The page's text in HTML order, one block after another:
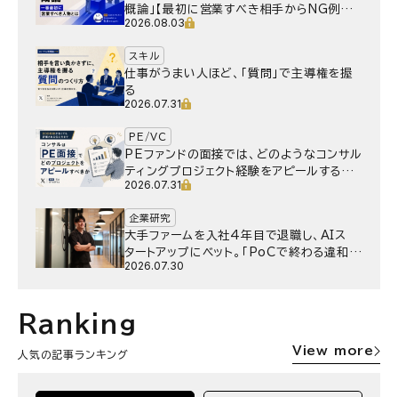
概論」【最初に営業すべき相手からNG例ま
で】
2026.08.03
スキル
仕事がうまい人ほど、「質問」で主導権を握
る
2026.07.31
PE/VC
PEファンドの面接では、どのようなコンサル
ティングプロジェクト経験をアピールするべ
きか
2026.07.31
企業研究
大手ファームを入社4年目で退職し、AIス
タートアップにベット。｢PoCで終わる違和
感｣はどうなったのか／Gen-AX株式会社
2026.07.30
Ranking
人気の記事ランキング View more